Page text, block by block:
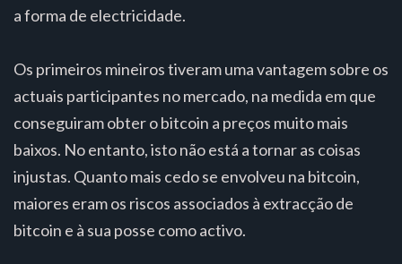
a forma de electricidade.
Os primeiros mineiros tiveram uma vantagem sobre os
actuais participantes no mercado, na medida em que
conseguiram obter o bitcoin a preços muito mais
baixos. No entanto, isto não está a tornar as coisas
injustas. Quanto mais cedo se envolveu na bitcoin,
maiores eram os riscos associados à extracção de
bitcoin e à sua posse como activo.